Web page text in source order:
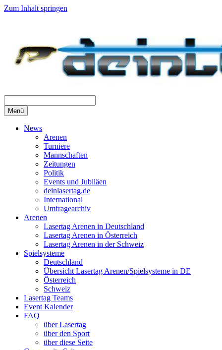
Zum Inhalt springen
Menü
News
Arenen
Turniere
Mannschaften
Zeitungen
Politik
Events und Jubiläen
deinlasertag.de
International
Umfragearchiv
Arenen
Lasertag Arenen in Deutschland
Lasertag Arenen in Österreich
Lasertag Arenen in der Schweiz
Spielsysteme
Deutschland
Übersicht Lasertag Arenen/Spielsysteme in DE
Österreich
Schweiz
Lasertag Teams
Event Kalender
FAQ
über Lasertag
über den Sport
über diese Seite